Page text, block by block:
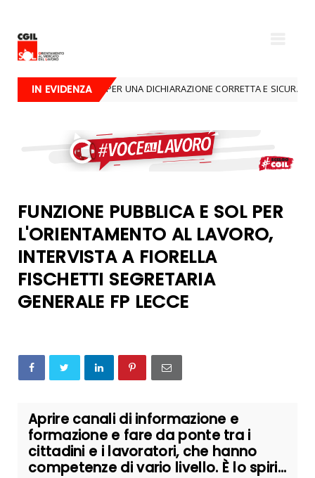
IN EVIDENZA
FIANCO PER UNA DICHIARAZIONE CORRETTA E SICURA dal
FUNZIONE PUBBLICA E SOL PER
L'ORIENTAMENTO AL LAVORO,
INTERVISTA A FIORELLA
FISCHETTI SEGRETARIA
GENERALE FP LECCE
Aprire canali di informazione e
formazione e fare da ponte tra i
cittadini e i lavoratori, che hanno
competenze di vario livello. È lo spiri...